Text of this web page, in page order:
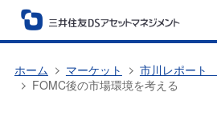
ホーム マーケット
市川レポート
FOMC後の市場環境を考える